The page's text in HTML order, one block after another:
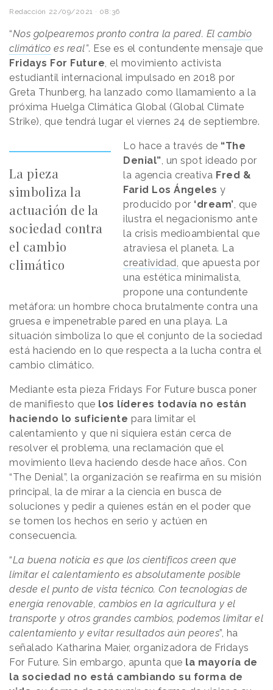
Redacción 22/09/2021 · 08:36
“Nos golpearemos pronto contra la pared. El cambio
climático es real”. Ese es el contundente mensaje que
Fridays For Future, el movimiento activista
estudiantil internacional impulsado en 2018 por
Greta Thunberg, ha lanzado como llamamiento a la
próxima Huelga Climática Global (Global Climate
Strike), que tendrá lugar el viernes 24 de septiembre.
La pieza
simboliza la
actuación de la
sociedad contra
el cambio
climático
Lo hace a través de “The
Denial”, un spot ideado por
la agencia creativa Fred &
Farid Los Ángeles y
producido por ‘dream’, que
ilustra el negacionismo ante
la crisis medioambiental que
atraviesa el planeta. La
creatividad, que apuesta por
una estética minimalista,
propone una contundente
metáfora: un hombre choca brutalmente contra una
gruesa e impenetrable pared en una playa. La
situación simboliza lo que el conjunto de la sociedad
está haciendo en lo que respecta a la lucha contra el
cambio climático.
Mediante esta pieza Fridays For Future busca poner
de manifiesto que los líderes todavía no están
haciendo lo suficiente para limitar el
calentamiento y que ni siquiera están cerca de
resolver el problema, una reclamación que el
movimiento lleva haciendo desde hace años. Con
“The Denial”, la organización se reafirma en su misión
principal, la de mirar a la ciencia en busca de
soluciones y pedir a quienes están en el poder que
se tomen los hechos en serio y actúen en
consecuencia.
“La buena noticia es que los científicos creen que
limitar el calentamiento es absolutamente posible
desde el punto de vista técnico. Con tecnologías de
energía renovable, cambios en la agricultura y el
transporte y otros grandes cambios, podemos limitar el
calentamiento y evitar resultados aún peores”, ha
señalado Katharina Maier, organizadora de Fridays
For Future. Sin embargo, apunta que la mayoría de
la sociedad no está cambiando su forma de